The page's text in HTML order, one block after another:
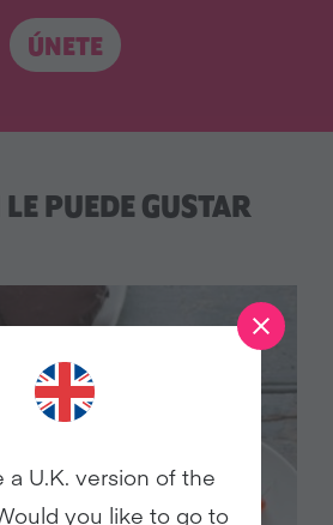
ÚNETE
PUEDE GUSTAR
a U.K. version of the
you like to go to